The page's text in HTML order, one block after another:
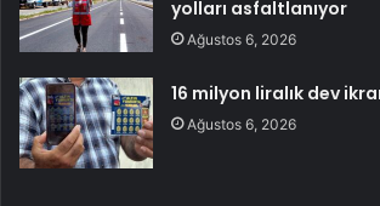
yolları asfaltlanıyor
Ağustos 6, 2026
16 milyon liralık dev
Ağustos 6, 2026